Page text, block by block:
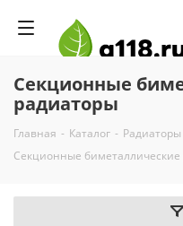
Секционные
радиаторы
Главная - Каталог - Радиаторы
Секционные биметаллические